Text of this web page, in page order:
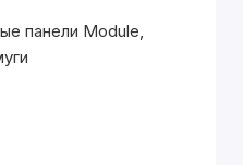
панели Module,